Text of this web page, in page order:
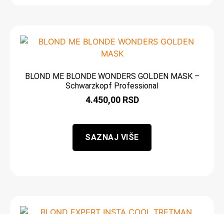
BLOND ME BLONDE WONDERS GOLDEN MASK –
Schwarzkopf Professional
4.450,00 RSD
SAZNAJ VIŠE